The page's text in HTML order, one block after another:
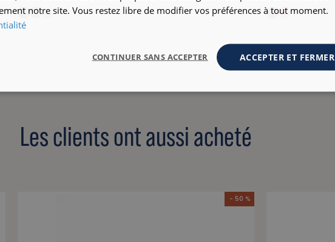
+1
Les clients ont aussi acheté
- 50 %
notre site. Vous restez libre de modifier vos préférences à tout moment.
ACCEPTER ET FERMER
CONTINUER SANS ACCEPTER